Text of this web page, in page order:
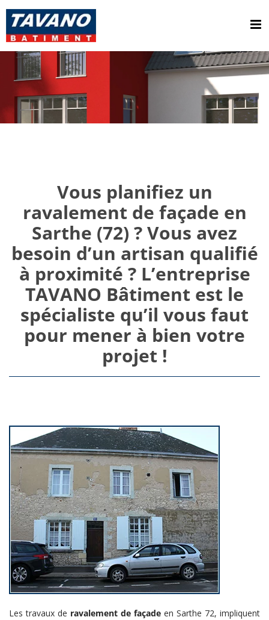
Passer
contenu
Vous planifiez un
ravalement de façade en
Sarthe (72) ? Vous avez
besoin d’un artisan qualifié
à proximité ? L’entreprise
TAVANO Bâtiment est le
spécialiste qu’il vous faut
pour mener à bien votre
projet !
Les travaux de ravalement de façade en Sarthe 72, impliquent